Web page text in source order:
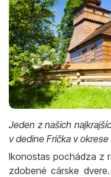
Jeden z našich
v dedine Frička v okrese
Ikonostas pochádza z
zdobené cárske